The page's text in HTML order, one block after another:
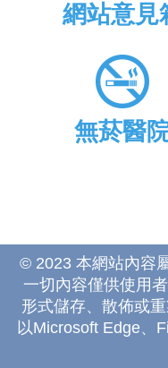
網站意見
無菸醫
© 2023 本網站內容
一切內容僅供使用
形式儲存、散佈或
以Microsoft Edge、